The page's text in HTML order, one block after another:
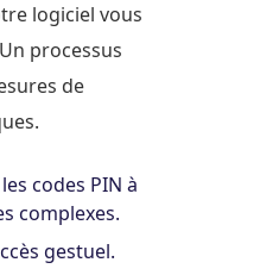
logiciel vous
processus
de
codes PIN à
complexes.
gestuel.